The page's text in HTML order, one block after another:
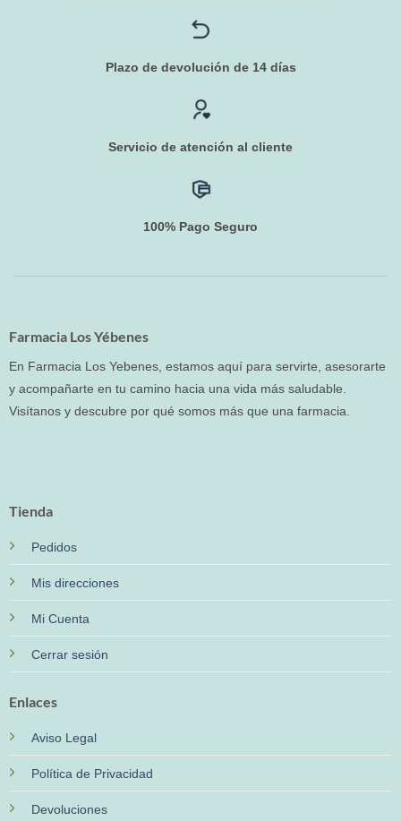
Plazo de devolución de 14 días
Servicio de atención al cliente
100% Pago Seguro
Farmacia Los Yébenes
En Farmacia Los Yebenes, estamos aquí para servirte, asesorarte
y acompañarte en tu camino hacia una vida más saludable.
Visítanos y descubre por qué somos más que una farmacia.
Tienda
Pedidos
Mis direcciones
Mi Cuenta
Cerrar sesión
Enlaces
Aviso Legal
Política de Privacidad
Devoluciones